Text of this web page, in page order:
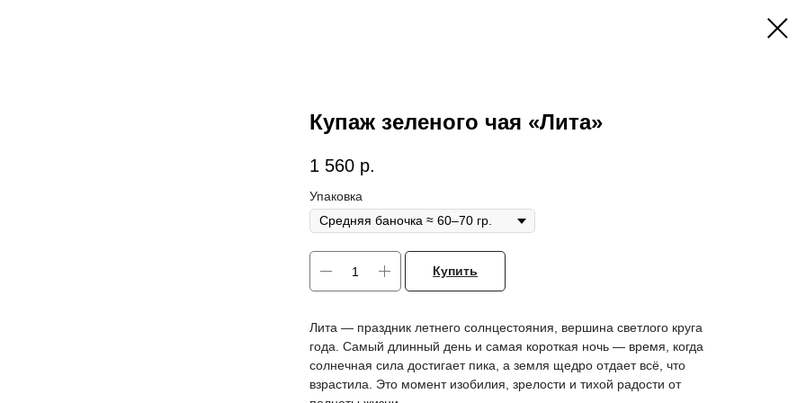
Купаж зеленого чая «Лита»
1 560 р.
Упаковка
Купить
Лита — праздник летнего солнцестояния, вершина светлого круга
года. Самый длинный день и самая короткая ночь — время, когда
солнечная сила достигает пика, а земля щедро отдает всё, что
взрастила. Это момент изобилия, зрелости и тихой радости от